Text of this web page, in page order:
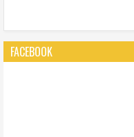
FACEBOOK